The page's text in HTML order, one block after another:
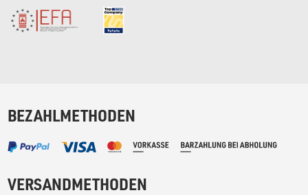
BEZAHLMETHODEN
VERSANDMETHODEN